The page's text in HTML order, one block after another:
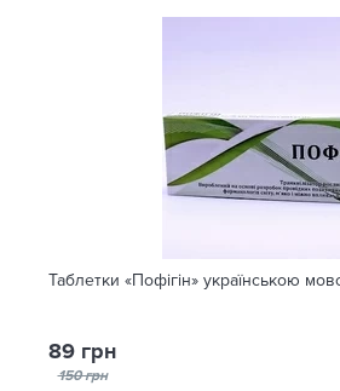
Таблетки «Пофігін» українською
89 грн
150 грн